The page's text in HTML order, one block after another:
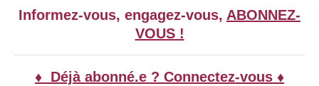
Informez-vous, engagez-vous, ABONNEZ-
VOUS !
♦ Déjà abonné.e ? Connectez-vous ♦